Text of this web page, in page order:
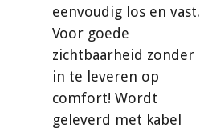
eenvoudig los en vast.
Voor goede
zichtbaarheid zonder
in te leveren op
comfort! Wordt
geleverd met kabel